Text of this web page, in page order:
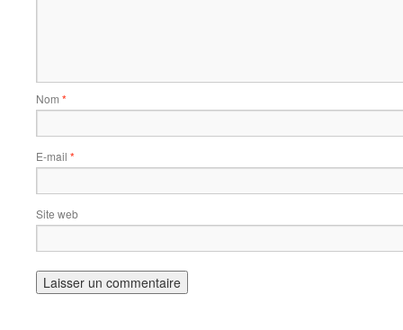
Nom *
E-mail *
Site web